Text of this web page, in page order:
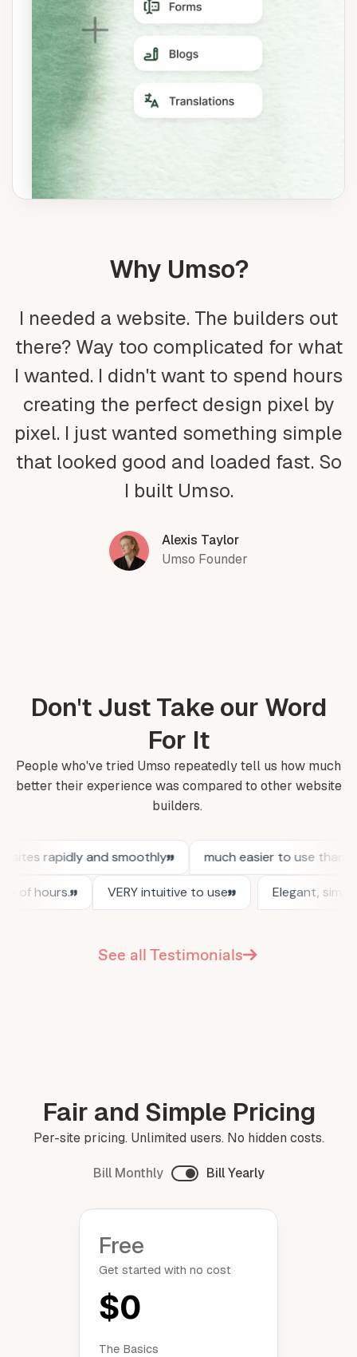
Why Umso?
I needed a website. The builders out
there? Way too complicated for what
I wanted. I didn't want to spend hours
creating the perfect design pixel by
pixel. I just wanted something simple
that looked good and loaded fast. So
I built Umso.
Alexis Taylor
Umso Founder
Don't Just Take our Word
For It
People who've tried Umso repeatedly tell us how much
better their experience was compared to other website
builders.
See all Testimonials
Fair and Simple Pricing
Per-site pricing. Unlimited users. No hidden costs.
Bill Monthly Bill Yearly
Free
Get started with no cost
$0
The Basics